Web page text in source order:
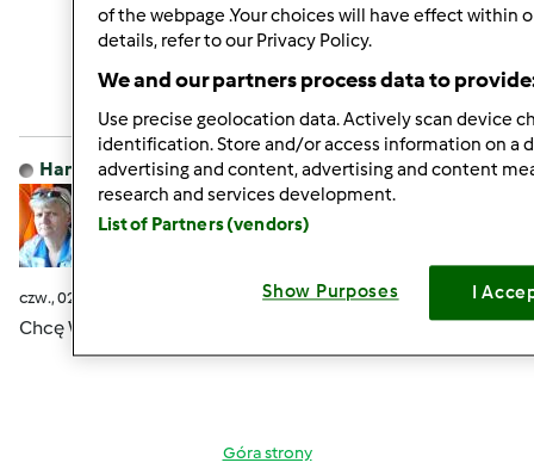
Góra strony
Zalogujlub zarejestruj się aby dodawać
komentarze
Hanna Gręda Dołączył : 24.08.2012
czw., 02/25/2016 - 17:02
#9
Chcę Wam powiedzieć Dobry Wieczór i Dobranoc
Góra strony
of the webpage .Your choices will have effect within
details, refer to our Privacy Policy.
We and our partners process data to
Use precise geolocation data. Actively scan device
identification. Store and/or access information on a
advertising and content, advertising and content
research and services development.
List of Partners (vendors)
Show Purposes I